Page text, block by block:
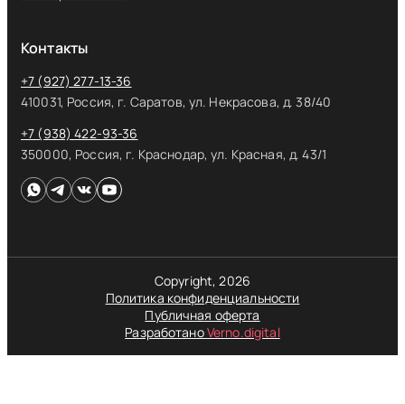
Контакты
+7 (927) 277-13-36
410031, Россия, г. Саратов, ул. Некрасова, д. 38/40
+7 (938) 422-93-36
350000, Россия, г. Краснодар, ул. Красная, д. 43/1
Copyright, 2026
Политика конфиденциальности
Публичная оферта
РазработаноVerno.digital